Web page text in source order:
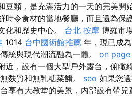
類，是充滿活力的一天的完美開
令食材的當地餐廳，而且還為保
化和歷史中心。 台北 按摩 博羅市
1014 台中國術館推薦 年，現已成
統與現代潮流融為一體。 on page
近，設有一個大型戶外露台，俯瞰
麩質和無乳糖菜餚。 seo 如果您
享有大教堂的美景，內部設有帶兒